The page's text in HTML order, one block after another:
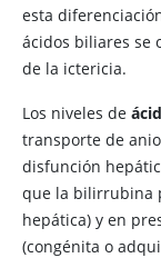
esta
ácidos biliares se
de la ictericia.
Los niveles de
transporte de
disfunción
que la bilirrubina
hepática) y en
(congénita o